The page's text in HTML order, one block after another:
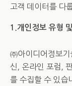
고객 데이터를 다
1.개인정보 유형
㈜아이디어정보
신, 온라인 포럼,
를 수집할 수 있습